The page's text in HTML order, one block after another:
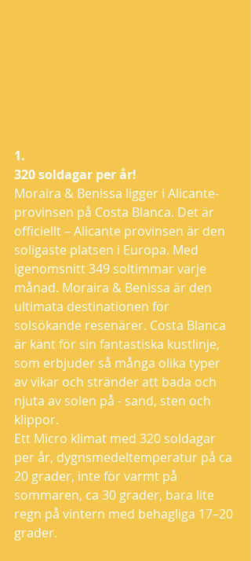
1.
320 soldagar per år!
Moraira & Benissa ligger i Alicante-
provinsen på Costa Blanca. Det är
officiellt – Alicante provinsen är den
soligaste platsen i Europa. Med
igenomsnitt 349 soltimmar varje
månad. Moraira & Benissa är den
ultimata destinationen för
solsökande resenärer. Costa Blanca
är känt för sin fantastiska kustlinje,
som erbjuder så många olika typer
av vikar och stränder att bada och
njuta av solen på - sand, sten och
klippor.
Ett Micro klimat med 320 soldagar
per år, dygnsmedeltemperatur på ca
20 grader, inte för varmt på
sommaren, ca 30 grader, bara lite
regn på vintern med behagliga 17–20
grader.